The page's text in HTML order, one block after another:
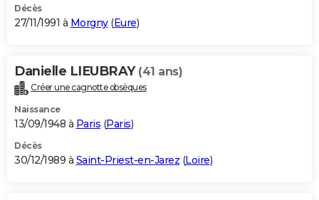
Décès
27/11/1991 à Morgny(Eure)
Danielle LIEUBRAY (41 ans)
Créer une cagnotte obsèques
Naissance
13/09/1948 à Paris (Paris)
Décès
30/12/1989 à Saint-Priest-en-Jarez (Loire)